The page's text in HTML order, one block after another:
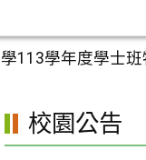
113學年度學士
校園公告